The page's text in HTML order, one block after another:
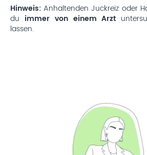
Hinweis: Anhaltenden Juckreiz oder
du immer von einem Arzt
lassen.